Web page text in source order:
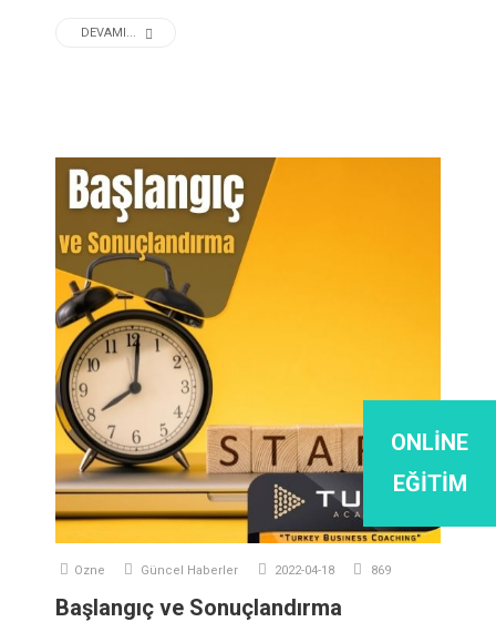
ONLINE
EĞITIM
DEVAMI...
Ozne Güncel Haberler 2022-04-18 869
Başlangıç ve Sonuçlandırma